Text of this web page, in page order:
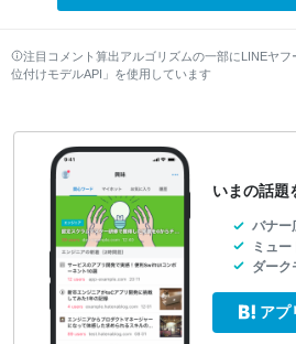
注目コメント算出アルゴリズムの一部にLINEヤ
位付けモデルAPI」を使用しています
いまの話題
バナー
ミュー
ダーク
アプ